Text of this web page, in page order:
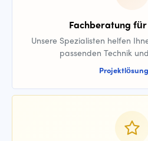
Fachberatung
Unsere Spezialisten helfen
passenden Technik